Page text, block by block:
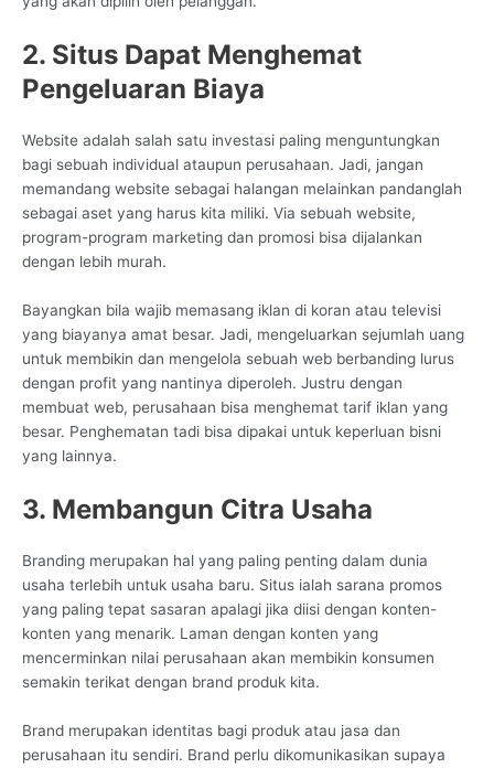
2. Situs Dapat Menghemat
Pengeluaran Biaya
Website adalah salah satu investasi paling menguntungkan
bagi sebuah individual ataupun perusahaan. Jadi, jangan
memandang website sebagai halangan melainkan pandanglah
sebagai aset yang harus kita miliki. Via sebuah website,
program-program marketing dan promosi bisa dijalankan
dengan lebih murah.
Bayangkan bila wajib memasang iklan di koran atau televisi
yang biayanya amat besar. Jadi, mengeluarkan sejumlah uang
untuk membikin dan mengelola sebuah web berbanding lurus
dengan profit yang nantinya diperoleh. Justru dengan
membuat web, perusahaan bisa menghemat tarif iklan yang
besar. Penghematan tadi bisa dipakai untuk keperluan bisni
yang lainnya.
3. Membangun Citra Usaha
Branding merupakan hal yang paling penting dalam dunia
usaha terlebih untuk usaha baru. Situs ialah sarana promos
yang paling tepat sasaran apalagi jika diisi dengan konten-
konten yang menarik. Laman dengan konten yang
mencerminkan nilai perusahaan akan membikin konsumen
semakin terikat dengan brand produk kita.
Brand merupakan identitas bagi produk atau jasa dan
perusahaan itu sendiri. Brand perlu dikomunikasikan supaya